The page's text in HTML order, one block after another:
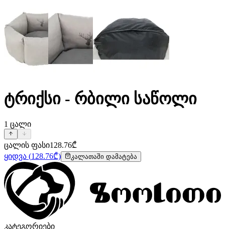
ტრიქსი - რბილი საწოლი
1 ცალი
ცალის ფასი128.76₾
ყიდვა (128.76₾) კალათაში დამატება
კატეგორიები